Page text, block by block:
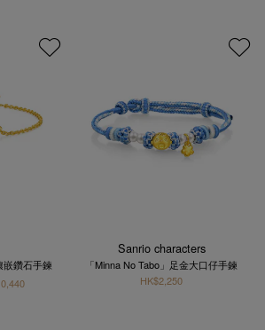
嵌鑽石手鍊
Sanrio characters
「Minna No Tabo」足金大口仔手鍊
HK$2,250